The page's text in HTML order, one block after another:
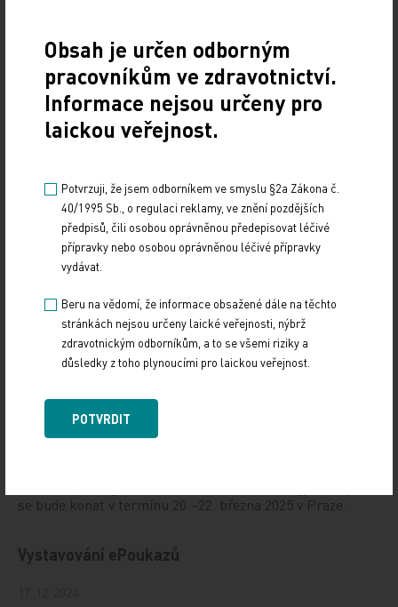
Zdroj: ČTK
LEGISLATIVA
Sdílejte článek
Doporučené
19. světový kongres Controversies in Neurology
se bude konat v termínu 20.–22. března 2025 v Praze.
Vystavování ePoukazů
Obsah je určen odborným
pracovníkům ve zdravotnictví.
Informace nejsou určeny pro
laickou veřejnost.
Potvrzuji, že jsem odborníkem ve smyslu §2a Zákona č.
40/1995 Sb., o regulaci reklamy, ve znění pozdějších
předpisů, čili osobou oprávněnou předepisovat léčivé
přípravky nebo osobou oprávněnou léčivé přípravky
vydávat.
Beru na vědomí, že informace obsažené dále na těchto
stránkách nejsou určeny laické veřejnosti, nýbrž
zdravotnickým odborníkům, a to se všemi riziky a
důsledky z toho plynoucími pro laickou veřejnost.
POTVRDIT